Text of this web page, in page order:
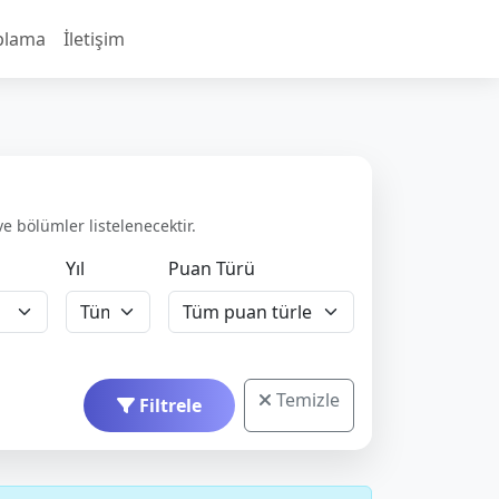
İletişim
bölümler listelenecektir.
Yıl Puan Türü
Filtrele Temizle